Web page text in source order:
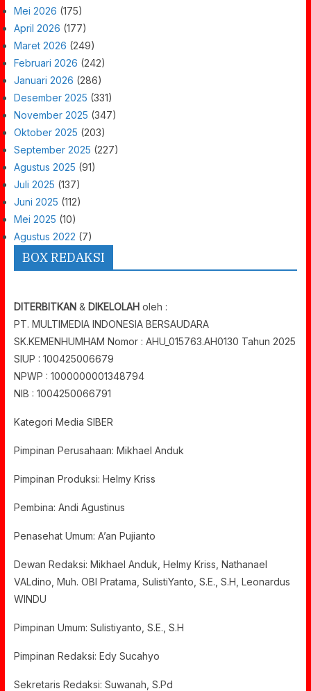
Mei 2026 (175)
April 2026 (177)
Maret 2026 (249)
Februari 2026 (242)
Januari 2026 (286)
Desember 2025 (331)
November 2025 (347)
Oktober 2025 (203)
September 2025 (227)
Agustus 2025 (91)
Juli 2025 (137)
Juni 2025 (112)
Mei 2025 (10)
Agustus 2022 (7)
BOX REDAKSI
DITERBITKAN& DIKELOLAHoleh :
PT. MULTIMEDIA INDONESIA BERSAUDARA
SK.KEMENHUMHAM Nomor : AHU_015763.AH0130 Tahun 2025
SIUP : 100425006679
NPWP : 1000000001348794
NIB : 1004250066791
Kategori Media SIBER
Pimpinan Perusahaan: Mikhael Anduk
Pimpinan Produksi: Helmy Kriss
Pembina: Andi Agustinus
Penasehat Umum: A’an Pujianto
Dewan Redaksi: Mikhael Anduk, Helmy Kriss, Nathanael
VALdino, Muh. OBI Pratama, SulistiYanto, S.E., S.H, Leonardus
WINDU
Pimpinan Umum: Sulistiyanto, S.E., S.H
Pimpinan Redaksi: Edy Sucahyo
Sekretaris Redaksi: Suwanah, S.Pd